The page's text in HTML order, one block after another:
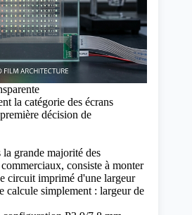
la catégorie des écrans
décision de
grande majorité des
consiste à monter
circuit imprimé d'une largeur
calcule simplement : largeur de